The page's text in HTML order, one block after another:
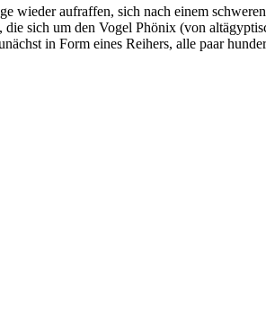
wieder aufraffen, sich nach einem
sich um den Vogel Phönix (von
in Form eines Reihers, alle paar